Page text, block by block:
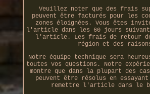
Veuillez noter que des frais
peuvent être facturés pour les
zones éloignées. Vous êtes
l'article dans les 60 jours
l'article. Les frais de retour
région et des
Notre équipe technique sera
toutes vos questions. Notre
montre que dans la plupart des
peuvent être résolus en essayant
remettre l'article dans le